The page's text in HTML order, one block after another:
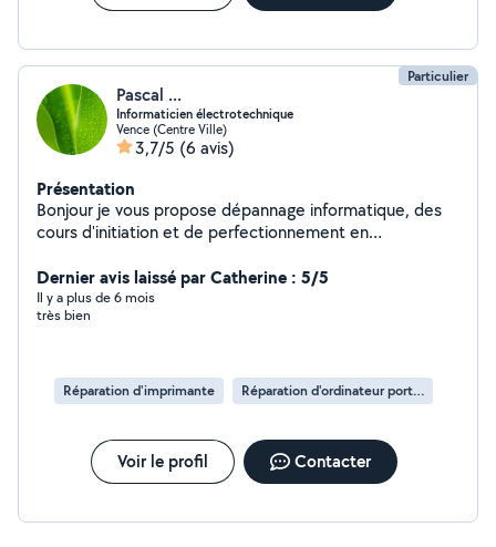
objectif est de vous apporter des solutions efficaces et
Particulier
Pascal ...
Informaticien électrotechnique
Vence (Centre Ville)
3,7/5 (6 avis)
Présentation
Bonjour je vous propose dépannage informatique, des
cours d'initiation et de perfectionnement en
fonction de vos besoins.
Dernier avis laissé par Catherine : 5/5
Il y a plus de 6 mois
très bien
Réparation d'imprimante Réparation d'ordinateur portable
Voir le profil Contacter